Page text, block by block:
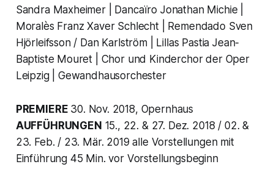
Sandra Maxheimer | Dancaïro Jonathan Michie |
Moralès Franz Xaver Schlecht | Remendado Sven
Hjörleifsson / Dan Karlström | Lillas Pastia Jean-
Baptiste Mouret | Chor und Kinderchor der Oper
Leipzig | Gewandhausorchester
PREMIERE 30. Nov. 2018, Opernhaus
AUFFÜHRUNGEN 15., 22. & 27. Dez. 2018 / 02. &
23. Feb. / 23. Mär. 2019 alle Vorstellungen mit
Einführung 45 Min. vor Vorstellungsbeginn